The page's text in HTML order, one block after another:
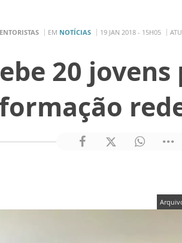
EM NOTÍCIAS 19 JAN 2018 - 15H05
20